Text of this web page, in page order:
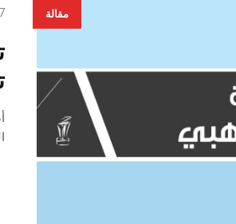
مقالة 17